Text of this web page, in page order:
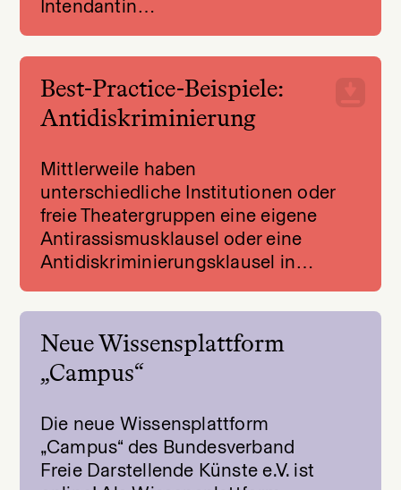
Intendantin…
Best-Practice-Beispiele:
Antidiskriminierung
Mittlerweile haben
unterschiedliche Institutionen oder
freie Theatergruppen eine eigene
Antirassismusklausel oder eine
Antidiskriminierungsklausel in…
Neue Wissensplattform
„Campus“
Die neue Wissensplattform
„Campus“ des Bundesverband
Freie Darstellende Künste e.V. ist